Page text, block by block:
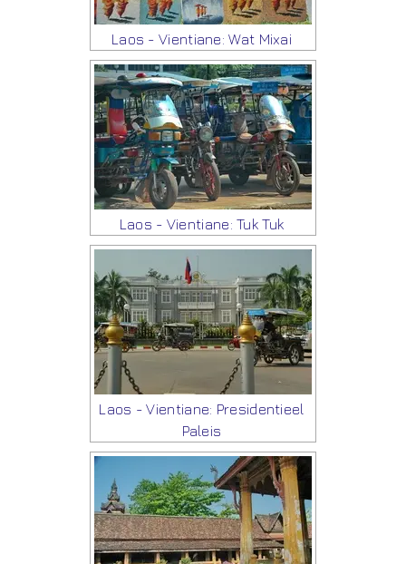
Laos - Vientiane: Wat Mixai
Laos - Vientiane: Tuk Tuk
Laos - Vientiane: Presidentieel
Paleis